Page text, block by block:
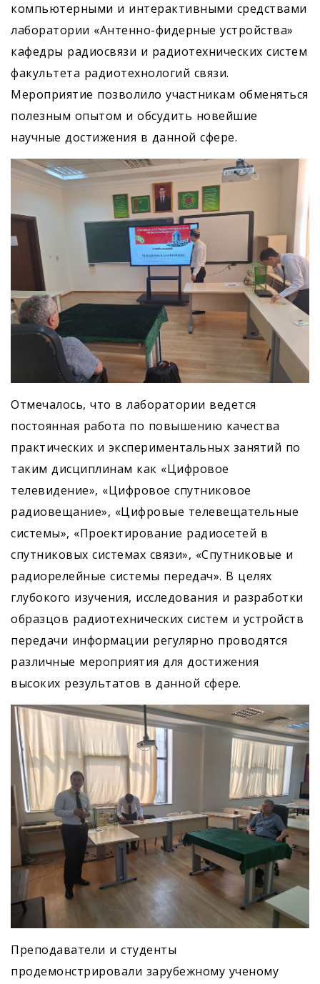
компьютерными и интерактивными средствами
лаборатории «Антенно-фидерные устройства»
кафедры радиосвязи и радиотехнических систем
факультета радиотехнологий связи.
Мероприятие позволило участникам обменяться
полезным опытом и обсудить новейшие
научные достижения в данной сфере.
Отмечалось, что в лаборатории ведется
постоянная работа по повышению качества
практических и экспериментальных занятий по
таким дисциплинам как «Цифровое
телевидение», «Цифровое спутниковое
радиовещание», «Цифровые телевещательные
системы», «Проектирование радиосетей в
спутниковых системах связи», «Спутниковые и
радиорелейные системы передач». В целях
глубокого изучения, исследования и разработки
образцов радиотехнических систем и устройств
передачи информации регулярно проводятся
различные мероприятия для достижения
высоких результатов в данной сфере.
Преподаватели и студенты
продемонстрировали зарубежному ученому